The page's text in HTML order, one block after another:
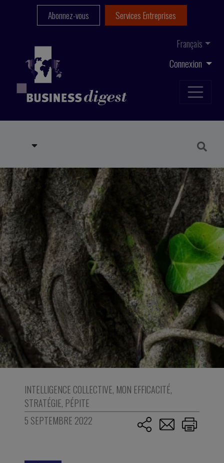
Connexion
Français
Abonnez-vous Services Entreprises
INTELLIGENCE COLLECTIVE, MON EFFICACITÉ,
STRATÉGIE, PÉPITE
5 SEPTEMBRE 2022